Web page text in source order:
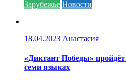
Зарубежье Новости
18.04.2023 Анастасия
«Диктант Победы» пройдёт
семи языках